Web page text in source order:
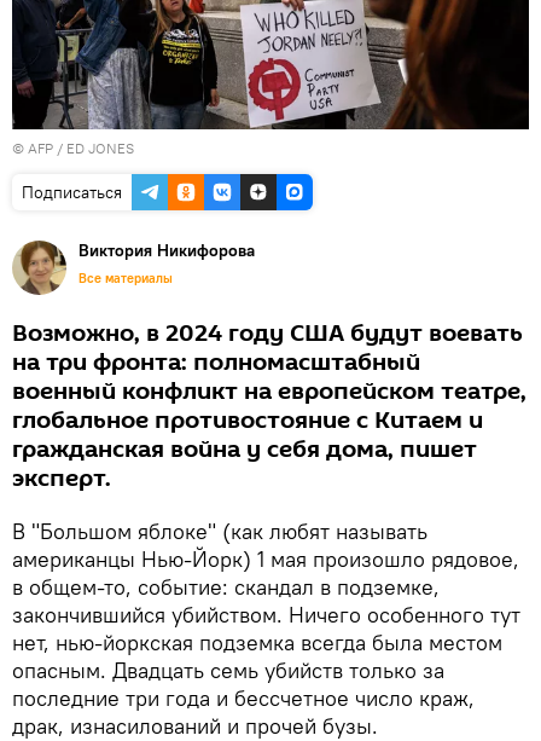
© AFP / ED JONES
Подписаться
Виктория Никифорова
Все материалы
Возможно, в 2024 году США будут воевать
на три фронта: полномасштабный
военный конфликт на европейском театре,
глобальное противостояние с Китаем и
гражданская война у себя дома, пишет
эксперт.
В "Большом яблоке" (как любят называть
американцы Нью-Йорк) 1 мая произошло рядовое,
в общем-то, событие: скандал в подземке,
закончившийся убийством. Ничего особенного тут
нет, нью-йоркская подземка всегда была местом
опасным. Двадцать семь убийств только за
последние три года и бессчетное число краж,
драк, изнасилований и прочей бузы.